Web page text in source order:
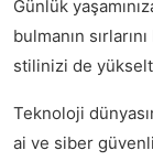
Günlük
bulmanın
stilinizi de
Teknoloji
ai ve siber